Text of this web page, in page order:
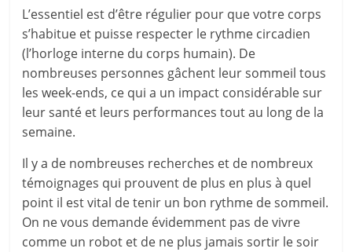
L’essentiel est d’être régulier pour que votre corps
s’habitue et puisse respecter le rythme circadien
(l’horloge interne du corps humain). De
nombreuses personnes gâchent leur sommeil tous
les week-ends, ce qui a un impact considérable sur
leur santé et leurs performances tout au long de la
semaine.
Il y a de nombreuses recherches et de nombreux
témoignages qui prouvent de plus en plus à quel
point il est vital de tenir un bon rythme de sommeil.
On ne vous demande évidemment pas de vivre
comme un robot et de ne plus jamais sortir le soir